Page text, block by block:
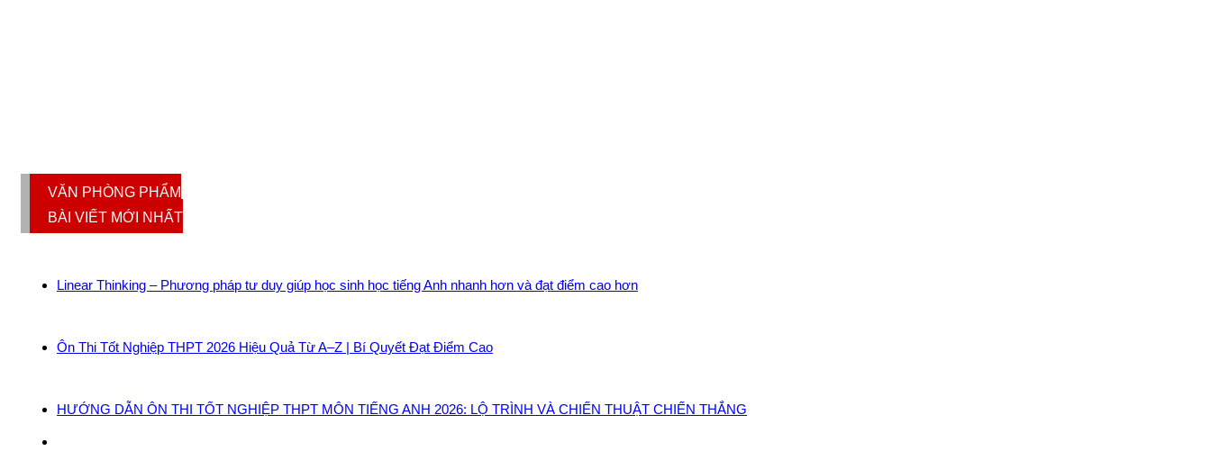
VĂN PHÒNG PHẨM
BÀI VIẾT MỚI NHẤT
Linear Thinking – Phương pháp tư duy giúp học sinh học tiếng Anh nhanh hơn và đạt điểm cao hơn
Ôn Thi Tốt Nghiệp THPT 2026 Hiệu Quả Từ A–Z | Bí Quyết Đạt Điểm Cao
HƯỚNG DẪN ÔN THI TỐT NGHIỆP THPT MÔN TIẾNG ANH 2026: LỘ TRÌNH VÀ CHIẾN THUẬT CHIẾN THẮNG